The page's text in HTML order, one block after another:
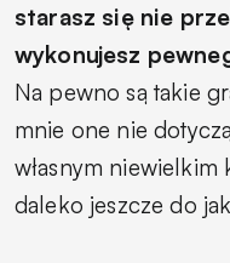
starasz się nie
wykonujesz
Na pewno są takie
mnie one nie
własnym
daleko jeszcze do